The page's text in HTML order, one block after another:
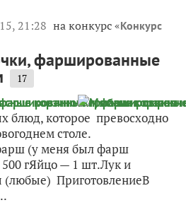
21:28 на конкурс «Конкурс
фаршированные
17
блюд, которое превосходно
столе.
(у меня был фарш
гЯйцо — 1 шт.Лук и
ПриготовлениеВ